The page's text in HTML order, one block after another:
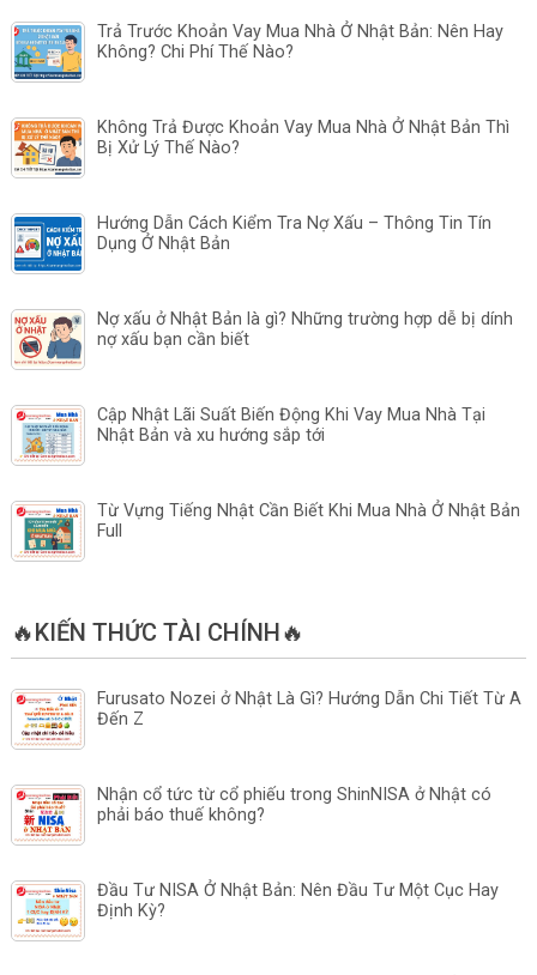
Trả Trước Khoản Vay Mua Nhà Ở Nhật Bản: Nên Hay
Không? Chi Phí Thế Nào?
Không Trả Được Khoản Vay Mua Nhà Ở Nhật Bản Thì
Bị Xử Lý Thế Nào?
Hướng Dẫn Cách Kiểm Tra Nợ Xấu – Thông Tin Tín
Dụng Ở Nhật Bản
Nợ xấu ở Nhật Bản là gì? Những trường hợp dễ bị dính
nợ xấu bạn cần biết
Cập Nhật Lãi Suất Biến Động Khi Vay Mua Nhà Tại
Nhật Bản và xu hướng sắp tới
Từ Vựng Tiếng Nhật Cần Biết Khi Mua Nhà Ở Nhật Bản
Full
🔥KIẾN THỨC TÀI CHÍNH🔥
Furusato Nozei ở Nhật Là Gì? Hướng Dẫn Chi Tiết Từ A
Đến Z
Nhận cổ tức từ cổ phiếu trong ShinNISA ở Nhật có
phải báo thuế không?
Đầu Tư NISA Ở Nhật Bản: Nên Đầu Tư Một Cục Hay
Định Kỳ?